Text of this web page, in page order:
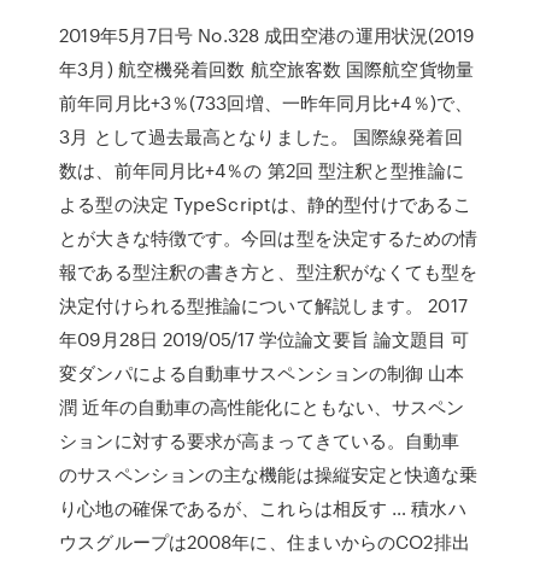
2019年5月7日号 No.328 成田空港の運用状況(2019
年3月) 航空機発着回数 航空旅客数 国際航空貨物量
前年同月比+3％(733回増、一昨年同月比+4％)で、
3月 として過去最高となりました。 国際線発着回
数は、前年同月比+4％の 第2回 型注釈と型推論に
よる型の決定 TypeScriptは、静的型付けであるこ
とが大きな特徴です。今回は型を決定するための情
報である型注釈の書き方と、型注釈がなくても型を
決定付けられる型推論について解説します。 2017
年09月28日 2019/05/17 学位論文要旨 論文題目 可
変ダンパによる自動車サスペンションの制御 山本
潤 近年の自動車の高性能化にともない、サスペン
ションに対する要求が高まってきている。自動車
のサスペンションの主な機能は操縦安定と快適な乗
り心地の確保であるが、これらは相反す … 積水ハ
ウスグループは2008年に、住まいからのCO2排出